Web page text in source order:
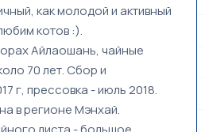
как молодой и активный
котов :).
Айлаошань, чайные
70 лет. Сбор и
г, прессовка - июль 2018.
в регионе Мэнхай.